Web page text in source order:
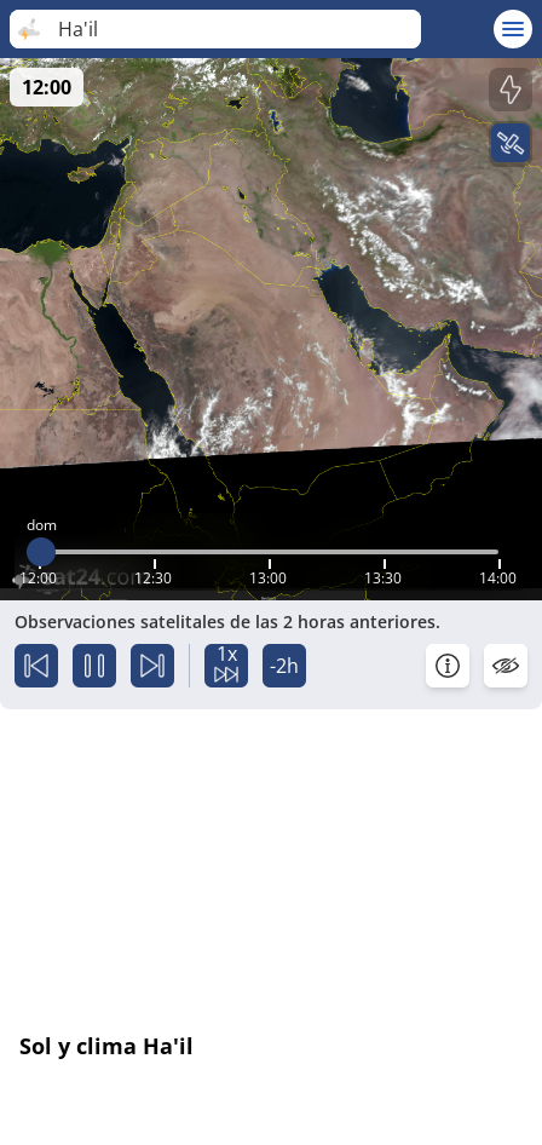
Ha'il
dom
12:00 12:30 13:00 13:30 14:00
12:00
Observaciones satelitales de las 2 horas anteriores.
1x -2h
Sol y clima Ha'il